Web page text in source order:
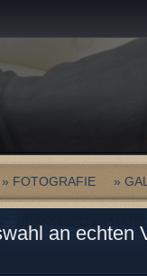
» FOTOGRAFIE »
an echten